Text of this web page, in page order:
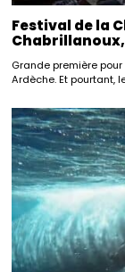
Festival de la
Chabrillanoux,
Grande première
Ardèche. Et pourtant,